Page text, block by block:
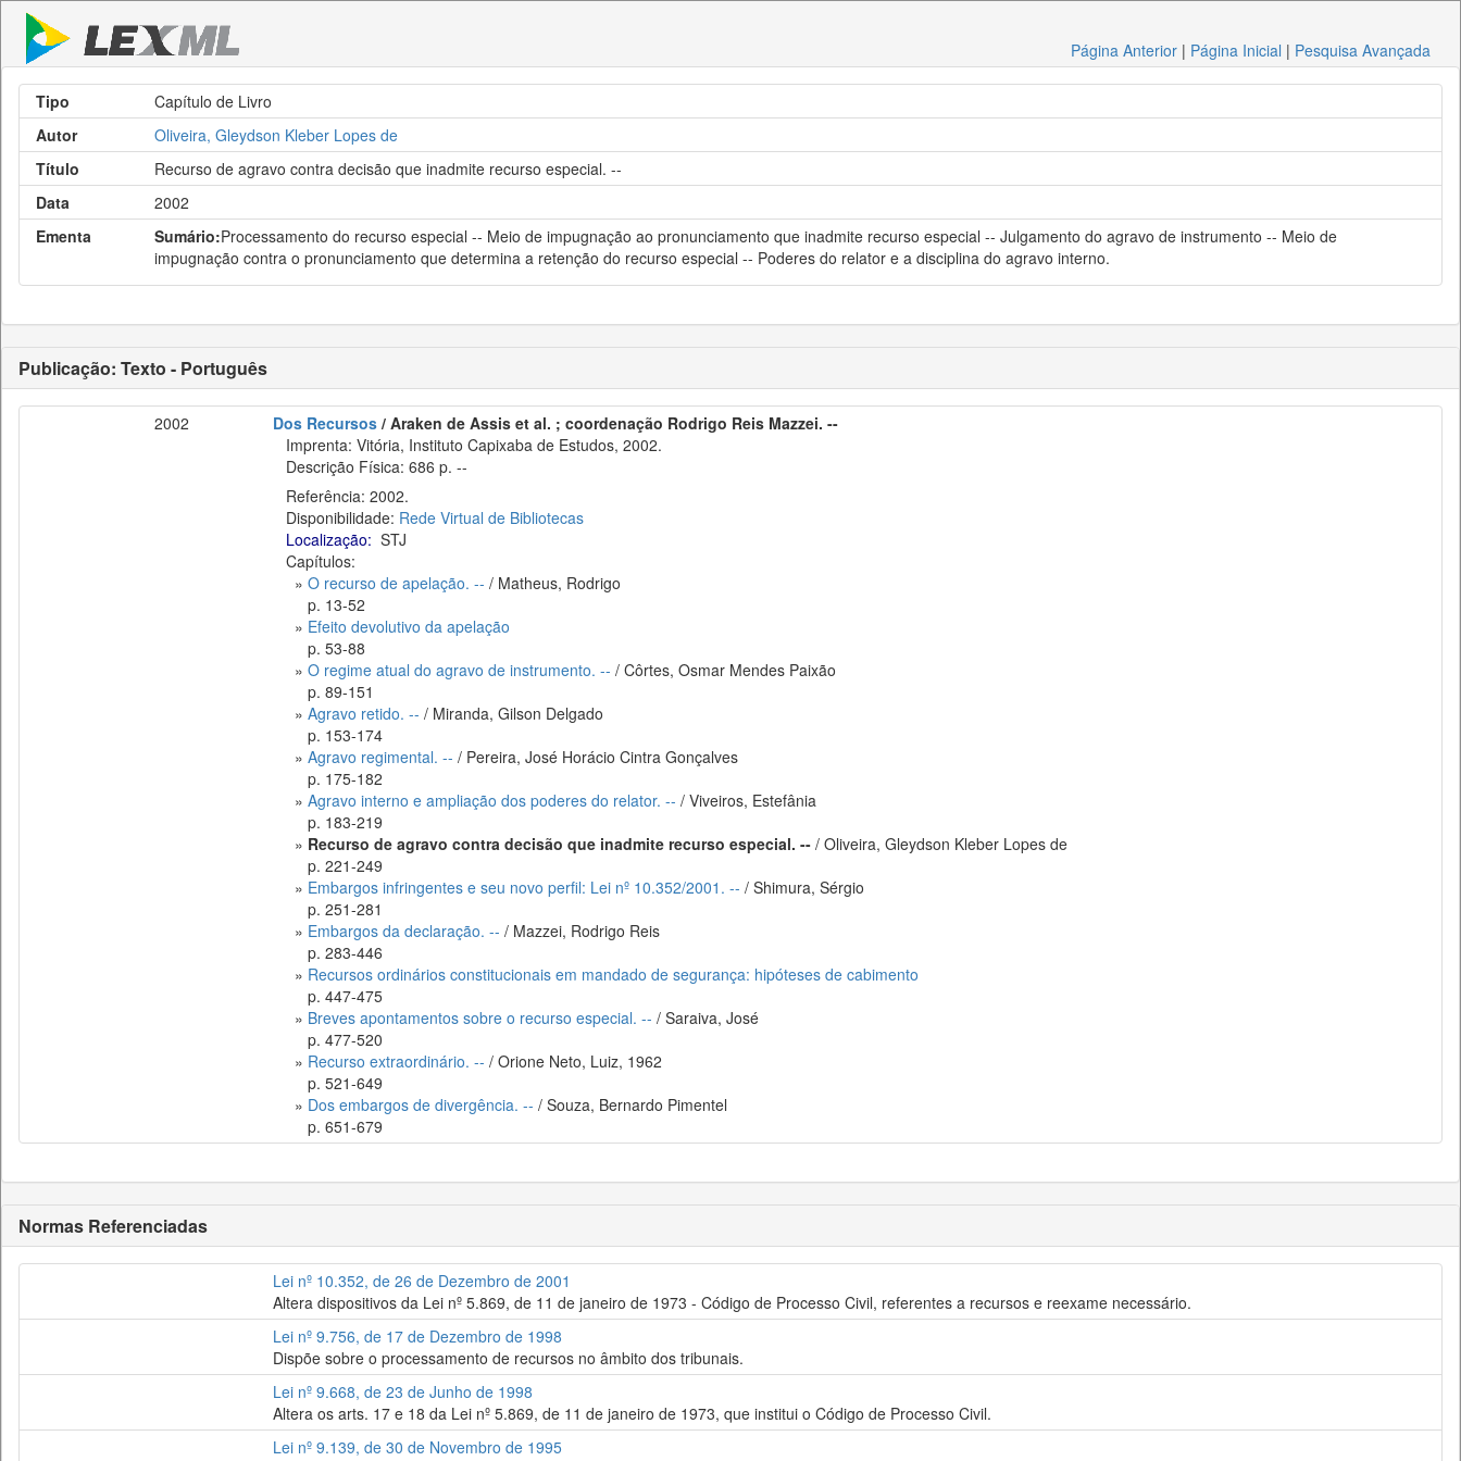
Página Anterior | Página Inicial | Pesquisa Avançada
Tipo
Capítulo de Livro
Autor
Oliveira, Gleydson Kleber Lopes de
Título
Recurso de agravo contra decisão que inadmite recurso especial. --
Data
2002
Ementa
Sumário:Processamento do recurso especial -- Meio de impugnação ao pronunciamento que inadmite recurso especial -- Julgamento do agravo de instrumento -- Meio de
impugnação contra o pronunciamento que determina a retenção do recurso especial -- Poderes do relator e a disciplina do agravo interno.
Publicação: Texto - Português
2002 Dos Recursos / Araken de Assis et al. ; coordenação Rodrigo Reis Mazzei. --
Imprenta: Vitória, Instituto Capixaba de Estudos, 2002.
Descrição Física: 686 p. --
Referência: 2002.
Disponibilidade: Rede Virtual de Bibliotecas
Localização: STJ
Capítulos:
» O recurso de apelação. -- / Matheus, Rodrigo
p. 13-52
» Efeito devolutivo da apelação
p. 53-88
» O regime atual do agravo de instrumento. -- / Côrtes, Osmar Mendes Paixão
p. 89-151
» Agravo retido. -- / Miranda, Gilson Delgado
p. 153-174
» Agravo regimental. -- / Pereira, José Horácio Cintra Gonçalves
p. 175-182
» Agravo interno e ampliação dos poderes do relator. -- / Viveiros, Estefânia
p. 183-219
» Recurso de agravo contra decisão que inadmite recurso especial. -- / Oliveira, Gleydson Kleber Lopes de
p. 221-249
» Embargos infringentes e seu novo perfil: Lei nº 10.352/2001. -- / Shimura, Sérgio
p. 251-281
» Embargos da declaração. -- / Mazzei, Rodrigo Reis
p. 283-446
» Recursos ordinários constitucionais em mandado de segurança: hipóteses de cabimento
p. 447-475
» Breves apontamentos sobre o recurso especial. -- / Saraiva, José
p. 477-520
» Recurso extraordinário. -- / Orione Neto, Luiz, 1962
p. 521-649
» Dos embargos de divergência. -- / Souza, Bernardo Pimentel
p. 651-679
Normas Referenciadas
Lei nº 10.352, de 26 de Dezembro de 2001
Altera dispositivos da Lei nº 5.869, de 11 de janeiro de 1973 - Código de Processo Civil, referentes a recursos e reexame necessário.
Lei nº 9.756, de 17 de Dezembro de 1998
Dispõe sobre o processamento de recursos no âmbito dos tribunais.
Lei nº 9.668, de 23 de Junho de 1998
Altera os arts. 17 e 18 da Lei nº 5.869, de 11 de janeiro de 1973, que institui o Código de Processo Civil.
Lei nº 9.139, de 30 de Novembro de 1995